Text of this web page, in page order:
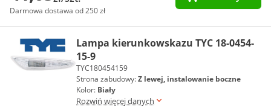
Darmowa dostawa od 250 zł
Lampa kierunkowskazu TYC 18-0454-
15-9
TYC180454159
Strona zabudowy:Z lewej, instalowanie boczne
Kolor: Biały
Rozwiń więcej danych